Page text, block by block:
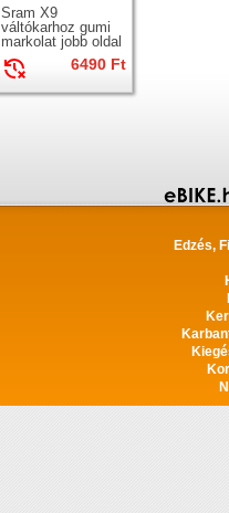
Sram X9
váltókarhoz gumi
markolat jobb oldal
6490 Ft
Edzés,